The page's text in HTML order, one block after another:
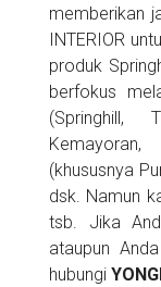
memberikan
INTERIOR
produk
berfokus
(Springhill,
(khususnya
dsk. Namun
tsb. Jika
ataupun
hubungi